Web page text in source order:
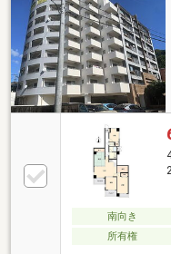
南向き
所有権